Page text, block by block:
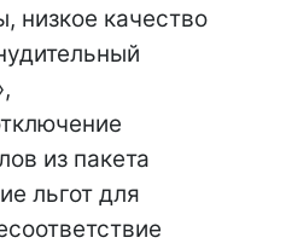
низкое качество
из пакета
льгот для